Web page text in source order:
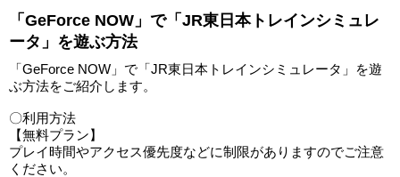
「GeForce NOW」で「JR東日本トレインシミュレ
ータ」を遊ぶ方法
「GeForce NOW」で「JR東日本トレインシミュレータ」を遊
ぶ方法をご紹介します。
〇利用方法
【無料プラン】
プレイ時間やアクセス優先度などに制限がありますのでご注意
ください。